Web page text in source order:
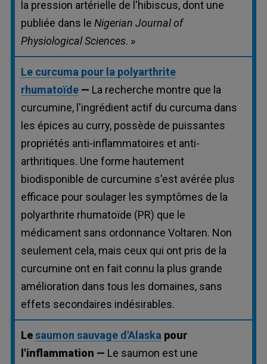
la pression artérielle de l'hibiscus, dont une
publiée dans le Nigerian Journal of
Physiological Sciences. »
Le curcuma pour la polyarthrite
rhumatoïde — La recherche montre que la
curcumine, l'ingrédient actif du curcuma dans
les épices au curry, possède de puissantes
propriétés anti-inflammatoires et anti-
arthritiques. Une forme hautement
biodisponible de curcumine s'est avérée plus
efficace pour soulager les symptômes de la
polyarthrite rhumatoïde (PR) que le
médicament sans ordonnance Voltaren. Non
seulement cela, mais ceux qui ont pris de la
curcumine ont en fait connu la plus grande
amélioration dans tous les domaines, sans
effets secondaires indésirables.
Lesaumon sauvage d'Alaska pour
l'inflammation — Le saumon est une